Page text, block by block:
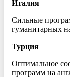
Италия
Сильные
гуманитарных
Турция
Оптимальное
программ на